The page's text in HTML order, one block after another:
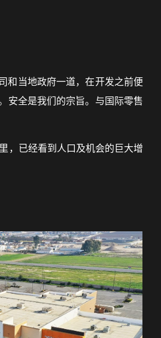
当地政府一道，在开发之前便
安全是我们的宗旨。与国际零售
，已经看到人口及机会的巨大增